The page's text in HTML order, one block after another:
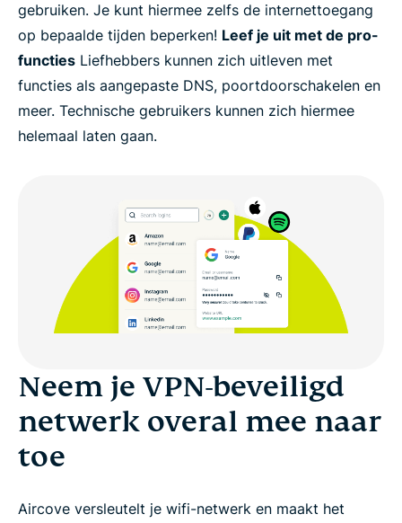
gebruiken. Je kunt hiermee zelfs de internettoegang
op bepaalde tijden beperken! Leef je uit met de pro-
functies Liefhebbers kunnen zich uitleven met
functies als aangepaste DNS, poortdoorschakelen en
meer. Technische gebruikers kunnen zich hiermee
helemaal laten gaan.
Neem je VPN-beveiligd
netwerk overal mee naar
toe
Aircove versleutelt je wifi-netwerk en maakt het